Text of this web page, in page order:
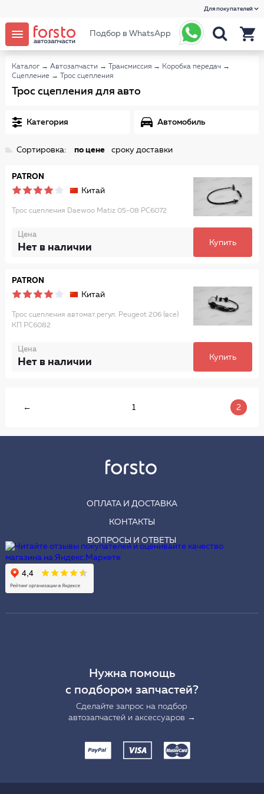
Для покупателей
Подбор в WhatsApp
Каталог → Автозапчасти → Трансмиссия → Коробка передач →
Сцепление → Трос сцепления
Трос сцепления для авто
Категория Автомобиль
Сортировка: по цене сроку доставки
PATRON
Китай
Трос сцепления Daewoo Matiz 05-08 PC6072
Цена
Нет в наличии Купить
PATRON
Китай
Трос сцепления автомат.регул. Peugeot 206 (все)
КП PC6082
Цена
Нет в наличии Купить
← 1 2
ОПЛАТА И ДОСТАВКА
КОНТАКТЫ
ВОПРОСЫ И ОТВЕТЫ
Нужна помощь
с подбором запчастей?
Сделайте запрос на подбор
автозапчастей и аксессуаров →